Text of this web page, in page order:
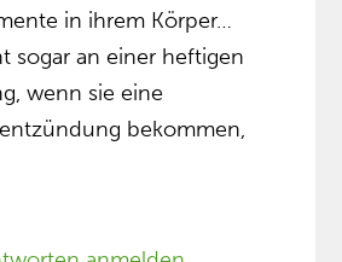
in ihrem Körper…
sogar an einer heftigen
wenn sie eine
bekommen,